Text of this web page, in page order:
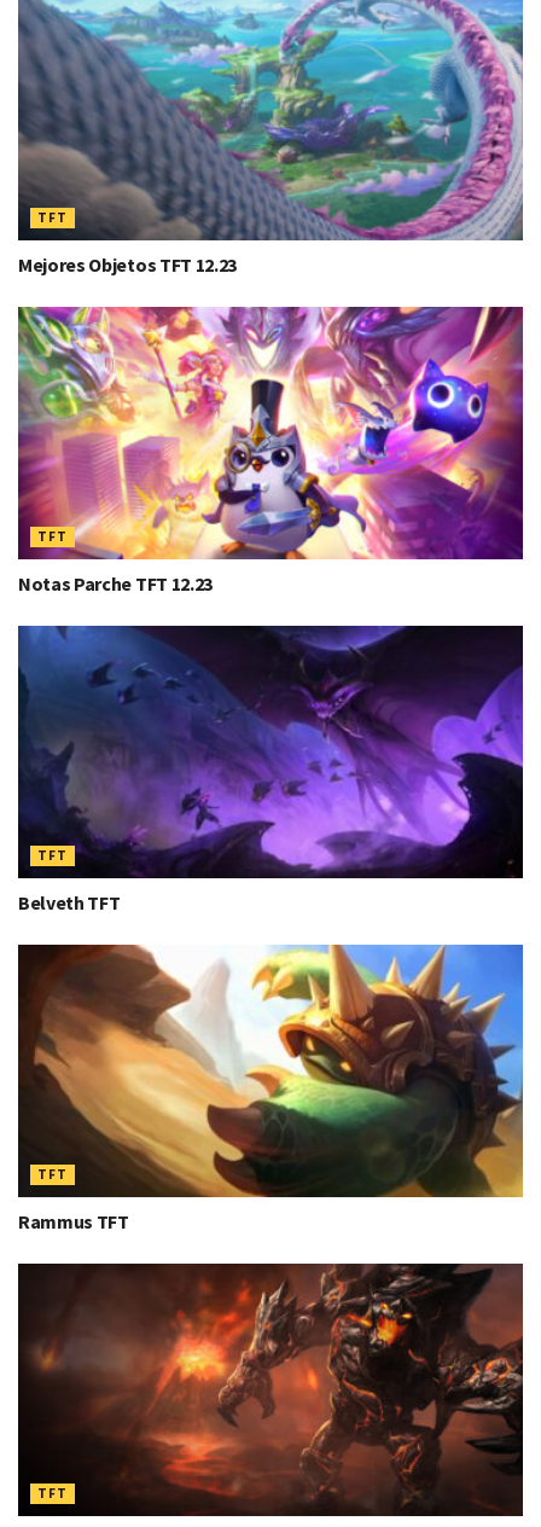
TFT
Mejores Objetos TFT 12.23
TFT
Notas Parche TFT 12.23
TFT
Belveth TFT
TFT
Rammus TFT
TFT